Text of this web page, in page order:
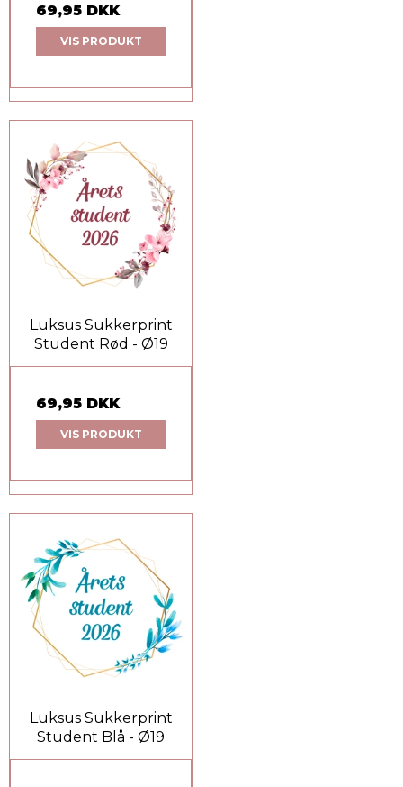
69,95 DKK
VIS PRODUKT
Luksus Sukkerprint
Student Rød - Ø19
69,95 DKK
VIS PRODUKT
Luksus Sukkerprint
Student Blå - Ø19